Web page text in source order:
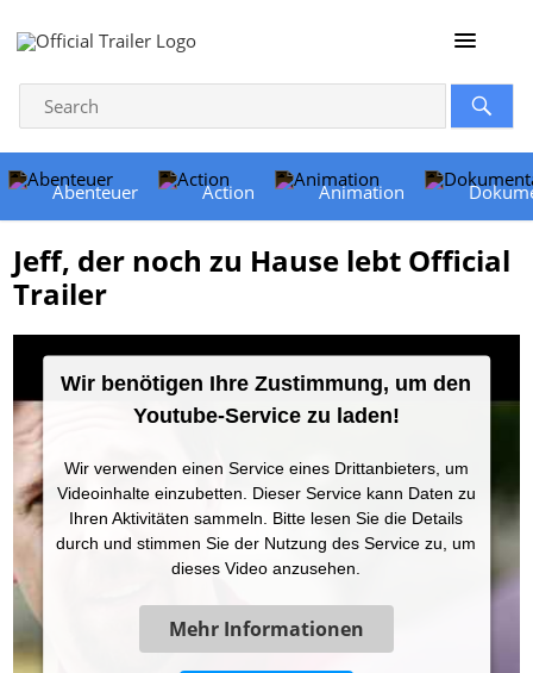
Abenteuer Action Animation
Jeff, der noch zu Hause lebt Official
Trailer
Wir benötigen Ihre Zustimmung, um den
Youtube-Service zu laden!
Wir verwenden einen Service eines Drittanbieters, um
Videoinhalte einzubetten. Dieser Service kann Daten zu
Ihren Aktivitäten sammeln. Bitte lesen Sie die Details
durch und stimmen Sie der Nutzung des Service zu, um
dieses Video anzusehen.
Mehr Informationen